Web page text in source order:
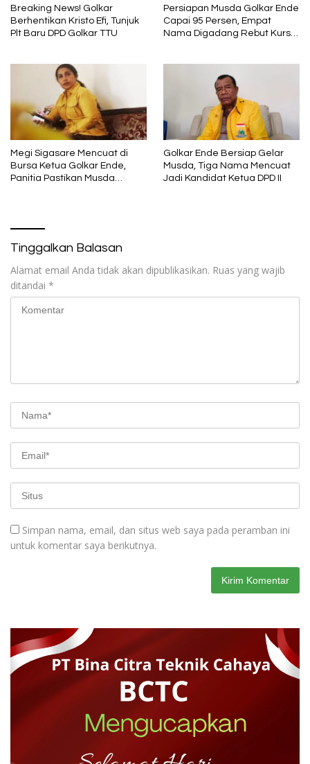
Breaking News! Golkar
Berhentikan Kristo Efi, Tunjuk
Plt Baru DPD Golkar TTU
Persiapan Musda Golkar Ende
Capai 95 Persen, Empat
Nama Digadang Rebut Kursi
Megi Sigasare Mencuat di
Bursa Ketua Golkar Ende,
Panitia Pastikan Musda
Golkar Ende Bersiap Gelar
Musda, Tiga Nama Mencuat
Jadi Kandidat Ketua DPD II
Tinggalkan Balasan
Alamat email Anda tidak akan dipublikasikan. Ruas yang wajib
ditandai *
Simpan nama, email, dan situs web saya pada peramban ini
untuk komentar saya berikutnya.